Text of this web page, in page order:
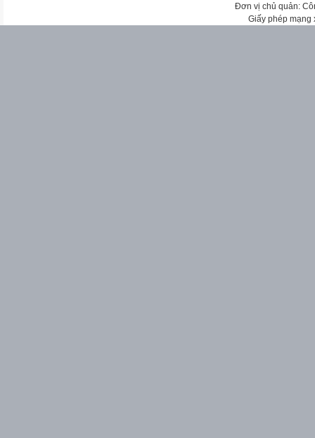
Đơn vị chủ quản:
Giấy phép mạng